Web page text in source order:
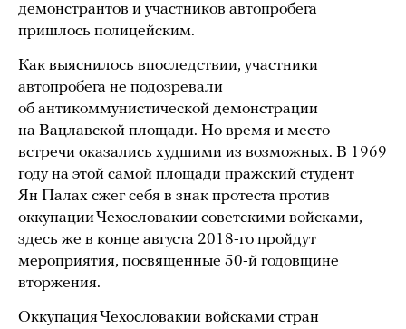
демонстрантов и участников автопробега
пришлось полицейским.
Как выяснилось впоследствии, участники
автопробега не подозревали
об антикоммунистической демонстрации
на Вацлавской площади. Но время и место
встречи оказались худшими из возможных. В 1969
году на этой самой площади пражский студент
Ян Палах сжег себя в знак протеста против
оккупации Чехословакии советскими войсками,
здесь же в конце августа 2018-го пройдут
мероприятия, посвященные 50-й годовщине
вторжения.
Оккупация Чехословакии войсками стран